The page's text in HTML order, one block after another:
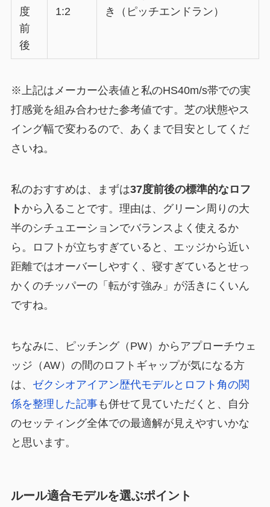
度
前
後
1:2
き（ピッチエンドラン）
※上記はメーカー公表値と私のHS40m/s帯での実
打感覚を組み合わせた参考値です。芝の状態やス
イング幅で変わるので、あくまで目安としてくだ
さいね。
私のおすすめは、まずは37度前後の標準的なロフ
ト から入ることです。理由は、グリーン周りの大
半のシチュエーションでバランスよく使えるか
ら。ロフトが立ちすぎていると、エッジから近い
距離ではオーバーしやすく、寝すぎているとせっ
かくのチッパーの「転がす強み」が活きにくいん
ですね。
ちなみに、ピッチング（PW）からアプローチウェ
ッジ（AW）の間のロフトギャップが気になる方
は、 ゼクシオアイアン歴代モデルとロフト角の関
係を整理した記事も併せて見ていただくと、自分
のセッティング全体での最適解が見えやすいかな
と思います。
ルール適合モデルを選ぶポイント